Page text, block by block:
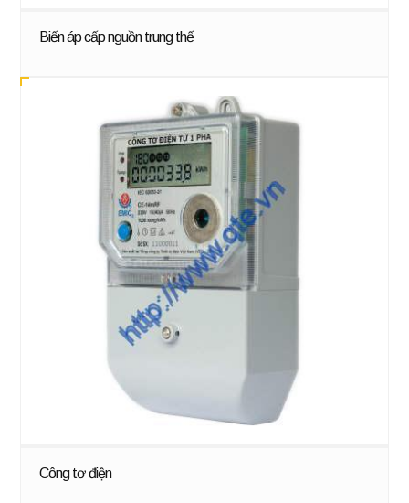
Biến áp cấp nguồn trung thế
Công tơ điện